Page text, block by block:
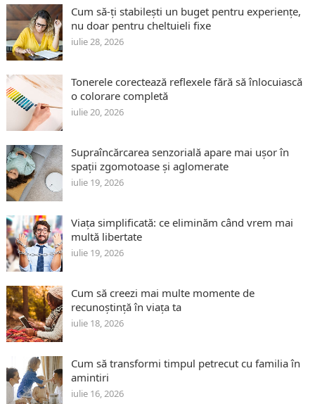
Cum să-ți stabilești un buget pentru experiențe,
nu doar pentru cheltuieli fixe
iulie 28, 2026
Tonerele corectează reflexele fără să înlocuiască
o colorare completă
iulie 20, 2026
Supraîncărcarea senzorială apare mai ușor în
spații zgomotoase și aglomerate
iulie 19, 2026
Viața simplificată: ce eliminăm când vrem mai
multă libertate
iulie 19, 2026
Cum să creezi mai multe momente de
recunoștință în viața ta
iulie 18, 2026
Cum să transformi timpul petrecut cu familia în
amintiri
iulie 16, 2026